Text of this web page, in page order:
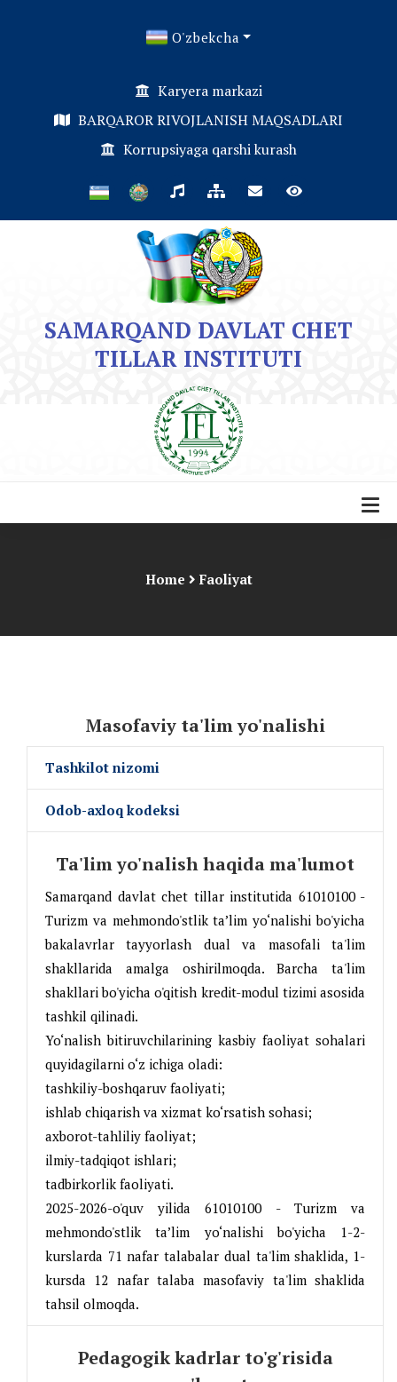
O'zbekcha
Karyera markazi
BARQAROR RIVOJLANISH MAQSADLARI
Korrupsiyaga qarshi kurash
SAMARQAND DAVLAT CHET
TILLAR INSTITUTI
Home Faoliyat
Masofaviy ta'lim yo'nalishi
Tashkilot nizomi
Odob-axloq kodeksi
Ta'lim yo'nalish haqida ma'lumot
Samarqand davlat chet tillar institutida 61010100 -
Turizm va mehmondo'stlik ta’lim yo‘nalishi bo'yicha
bakalavrlar tayyorlash dual va masofali ta'lim
shakllarida amalga oshirilmoqda. Barcha ta'lim
shakllari bo'yicha o'qitish kredit-modul tizimi asosida
tashkil qilinadi.
Yo‘nalish bitiruvchilarining kasbiy faoliyat sohalari
quyidagilarni o‘z ichiga oladi:
tashkiliy-boshqaruv faoliyati;
ishlab chiqarish va xizmat ko‘rsatish sohasi;
axborot-tahliliy faoliyat;
ilmiy-tadqiqot ishlari;
tadbirkorlik faoliyati.
2025-2026-o'quv yilida 61010100 - Turizm va
mehmondo'stlik ta’lim yo‘nalishi bo'yicha 1-2-
kurslarda 71 nafar talabalar dual ta'lim shaklida, 1-
kursda 12 nafar talaba masofaviy ta'lim shaklida
tahsil olmoqda.
Pedagogik kadrlar to'g'risida